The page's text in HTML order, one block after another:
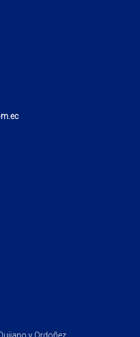
y Ordoñez